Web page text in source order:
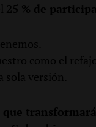
25 % de
como el
sola versión.
que